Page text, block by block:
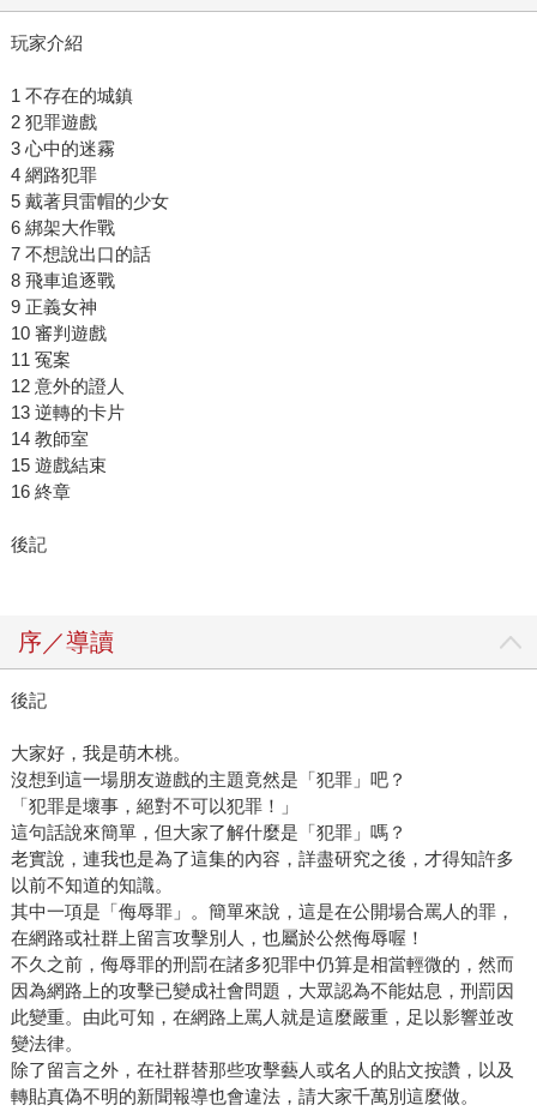
玩家介紹
1 不存在的城鎮
2 犯罪遊戲
3 心中的迷霧
4 網路犯罪
5 戴著貝雷帽的少女
6 綁架大作戰
7 不想說出口的話
8 飛車追逐戰
9 正義女神
10 審判遊戲
11 冤案
12 意外的證人
13 逆轉的卡片
14 教師室
15 遊戲結束
16 終章
後記
序／導讀
後記
大家好，我是萌木桃。
沒想到這一場朋友遊戲的主題竟然是「犯罪」吧？
「犯罪是壞事，絕對不可以犯罪！」
這句話說來簡單，但大家了解什麼是「犯罪」嗎？
老實說，連我也是為了這集的內容，詳盡研究之後，才得知許多
以前不知道的知識。
其中一項是「侮辱罪」。簡單來說，這是在公開場合罵人的罪，
在網路或社群上留言攻擊別人，也屬於公然侮辱喔！
不久之前，侮辱罪的刑罰在諸多犯罪中仍算是相當輕微的，然而
因為網路上的攻擊已變成社會問題，大眾認為不能姑息，刑罰因
此變重。由此可知，在網路上罵人就是這麼嚴重，足以影響並改
變法律。
除了留言之外，在社群替那些攻擊藝人或名人的貼文按讚，以及
轉貼真偽不明的新聞報導也會違法，請大家千萬別這麼做。